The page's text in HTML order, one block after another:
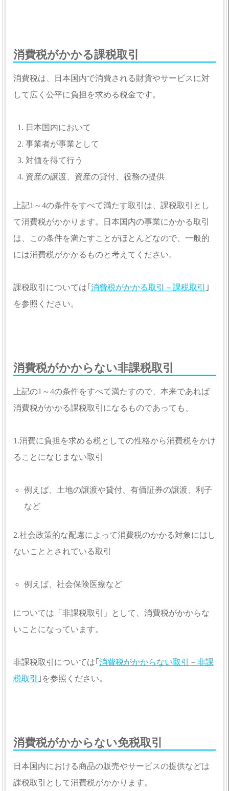
消費税がかかる課税取引
消費税は、日本国内で消費される財貨やサービスに対
して広く公平に負担を求める税金です。
日本国内において
事業者が事業として
対価を得て行う
資産の譲渡、資産の貸付、役務の提供
上記1～4の条件をすべて満たす取引は、課税取引とし
て消費税がかかります。日本国内の事業にかかる取引
は、この条件を満たすことがほとんどなので、一般的
には消費税がかかるものと考えてください。
課税取引については｢ 消費税がかかる取引－課税取引
｣
を参照ください。
消費税がかからない非課税取引
上記の1～4の条件をすべて満たすので、本来であれば
消費税がかかる課税取引になるものであっても、
1.消費に負担を求める税としての性格から消費税をかけ
ることになじまない取引
例えば、土地の譲渡や貸付、有価証券の譲渡、利子
など
2.社会政策的な配慮によって消費税のかかる対象にはし
ないこととされている取引
例えば、社会保険医療など
については「非課税取引」として、消費税がかからな
いことになっています。
非課税取引については｢ 消費税がかからない取引－非課
税取引
｣を参照ください。
消費税がかからない免税取引
日本国内における商品の販売やサービスの提供などは
課税取引として消費税がかかります。